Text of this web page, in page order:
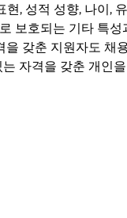
, 성적 성향, 나이,
보호되는 기타 특
갖춘 지원자도 채
자격을 갖춘 개인